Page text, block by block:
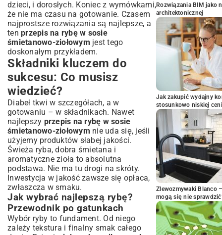
dzieci, i dorosłych. Koniec z wymówkami,
że nie ma czasu na gotowanie. Czasem
najprostsze rozwiązania są najlepsze, a
ten przepis na rybę w sosie
śmietanowo-ziołowym jest tego
doskonałym przykładem.
Składniki kluczem do
sukcesu: Co musisz
wiedzieć?
Diabeł tkwi w szczegółach, a w
gotowaniu – w składnikach. Nawet
najlepszy przepis na rybę w sosie
śmietanowo-ziołowym nie uda się, jeśli
użyjemy produktów słabej jakości.
Świeża ryba, dobra śmietana i
aromatyczne zioła to absolutna
podstawa. Nie ma tu drogi na skróty.
Inwestycja w jakość zawsze się opłaca,
zwłaszcza w smaku.
Jak wybrać najlepszą rybę?
Przewodnik po gatunkach
Wybór ryby to fundament. Od niego
zależy tekstura i finalny smak całego
Rozwiązania BIM jako
architektonicznej
Jak zakupić wydajny
stosunkowo niskiej
Zlewozmywaki Blanco
mogą się nie